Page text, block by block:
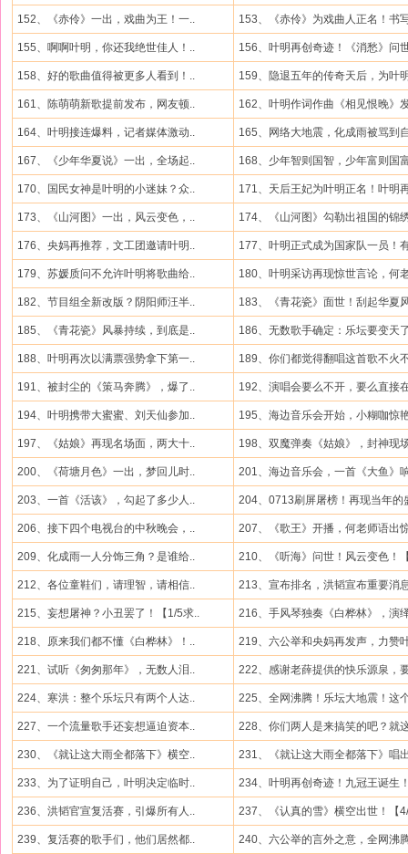
152、《赤伶》一出，戏曲为王！一.. 153、《赤伶》为戏曲人正名！书
155、啊啊叶明，你还我绝世佳人！.. 156、叶明再创奇迹！《消愁》问
158、好的歌曲值得被更多人看到！.. 159、隐退五年的传奇天后，为叶
161、陈萌萌新歌提前发布，网友顿.. 162、叶明作词作曲《相见恨晚》
164、叶明接连爆料，记者媒体激动.. 165、网络大地震，化成雨被骂到
167、《少年华夏说》一出，全场起.. 168、少年智则国智，少年富则国
170、国民女神是叶明的小迷妹？众.. 171、天后王妃为叶明正名！叶明
173、《山河图》一出，风云变色，.. 174、《山河图》勾勒出祖国的锦
176、央妈再推荐，文工团邀请叶明.. 177、叶明正式成为国家队一员！
179、苏媛质问不允许叶明将歌曲给.. 180、叶明采访再现惊世言论，何
182、节目组全新改版？阴阳师汪半.. 183、《青花瓷》面世！刮起华夏
185、《青花瓷》风暴持续，到底是.. 186、无数歌手确定：乐坛要变天
188、叶明再次以满票强势拿下第一.. 189、你们都觉得翻唱这首歌不火
191、被封尘的《策马奔腾》，爆了.. 192、演唱会要么不开，要么直接
194、叶明携带大蜜蜜、刘天仙参加.. 195、海边音乐会开始，小糊咖惊
197、《姑娘》再现名场面，两大十.. 198、双魔弹奏《姑娘》，封神现
200、《荷塘月色》一出，梦回儿时.. 201、海边音乐会，一首《大鱼》
203、一首《活该》，勾起了多少人.. 204、0713刷屏屠榜！再现当年的
206、接下四个电视台的中秋晚会，.. 207、《歌王》开播，何老师语出
209、化成雨一人分饰三角？是谁给.. 210、《听海》问世！风云变色！
212、各位童鞋们，请理智，请相信.. 213、宣布排名，洪韬宣布重要消
215、妄想屠神？小丑罢了！【1/5求.. 216、手风琴独奏《白桦林》，演
218、原来我们都不懂《白桦林》！.. 219、六公举和央妈再发声，力赞
221、试听《匆匆那年》，无数人泪.. 222、感谢老薛提供的快乐源泉，
224、寒洪：整个乐坛只有两个人达.. 225、全网沸腾！乐坛大地震！这
227、一个流量歌手还妄想逼迫资本.. 228、你们两人是来搞笑的吧？就
230、《就让这大雨全都落下》横空.. 231、《就让这大雨全都落下》唱
233、为了证明自己，叶明决定临时.. 234、叶明再创奇迹！九冠王诞生
236、洪韬官宣复活赛，引爆所有人.. 237、《认真的雪》横空出世！【
239、复活赛的歌手们，他们居然都.. 240、六公举的言外之意，全网沸